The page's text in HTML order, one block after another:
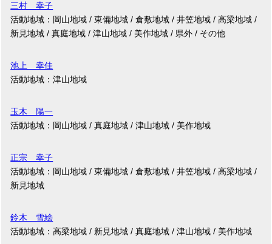
三村 幸子
活動地域：岡山地域 / 東備地域 / 倉敷地域 / 井笠地域 / 高梁地域 /
新見地域 / 真庭地域 / 津山地域 / 美作地域 / 県外 / その他
池上 幸佳
活動地域：津山地域
玉木 陽一
活動地域：岡山地域 / 真庭地域 / 津山地域 / 美作地域
正宗 幸子
活動地域：岡山地域 / 東備地域 / 倉敷地域 / 井笠地域 / 高梁地域 /
新見地域
鈴木 雪絵
活動地域：高梁地域 / 新見地域 / 真庭地域 / 津山地域 / 美作地域